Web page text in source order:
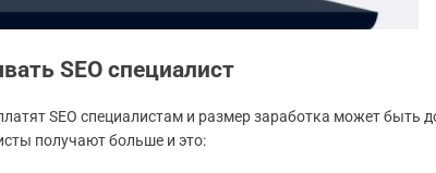
SEO специалист
SEO специалистам и размер заработка может быть
получают больше и это: